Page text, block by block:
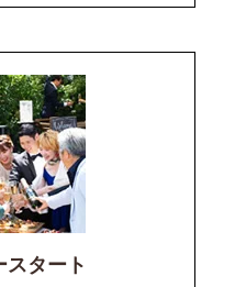
スタート